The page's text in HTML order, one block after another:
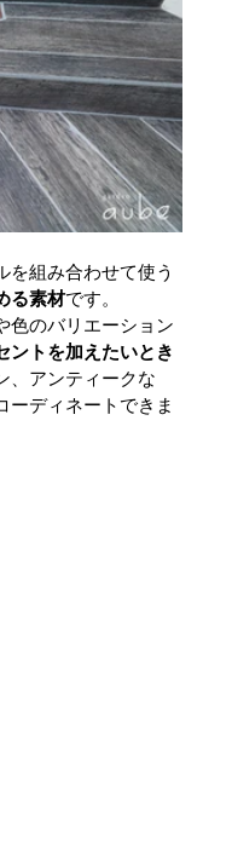
を組み合わせて使う
る素材です。
色のバリエーション
ントを加えたいとき
、アンティークな
ーディネートできま